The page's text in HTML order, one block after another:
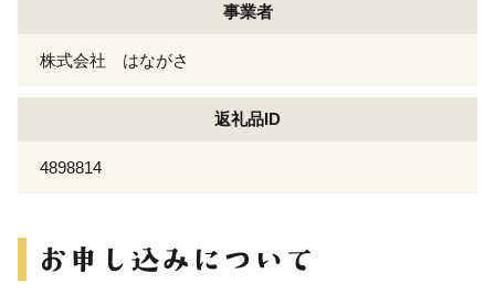
事業者
株式会社 はながさ
返礼品ID
4898814